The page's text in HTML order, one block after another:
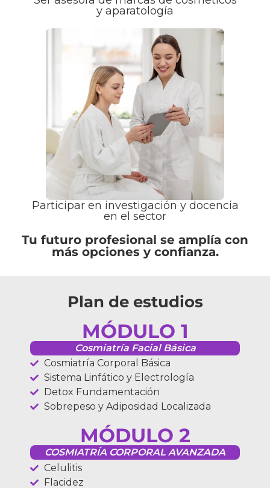
y aparatología
Participar en investigación y docencia
en el sector
Tu futuro profesional se amplía con
más opciones y confianza.
Plan de estudios
MÓDULO 1
Cosmiatría Facial Básica
Cosmiatría Corporal Básica
Sistema Linfático y Electrología
Detox Fundamentación
Sobrepeso y Adiposidad Localizada
MÓDULO 2
COSMIATRÍA CORPORAL AVANZADA
Celulitis
Flacidez